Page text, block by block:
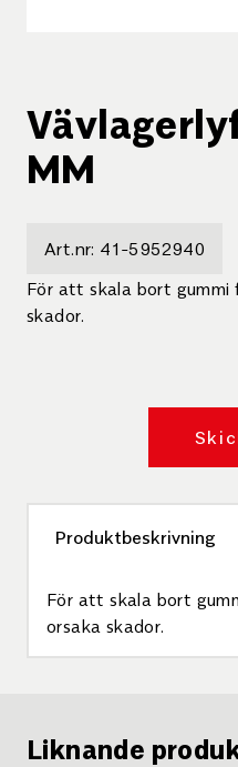
MM
Art.nr: 41-5952940
För att skala bort
skador.
Produktbeskrivning
För att skala bort
orsaka skador.
Liknande